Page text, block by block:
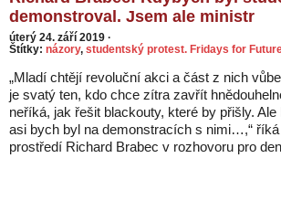
demonstroval. Jsem ale ministr
úterý 24. září 2019 ·
Štítky: názory, studentský protest. Fridays for
„Mladí chtějí revoluční akci a část z nich
je svatý ten, kdo chce zítra zavřít
neříká, jak řešit blackouty, které by přišly.
asi bych byl na demonstracích s nimi…,“
prostředí Richard Brabec v rozhovoru pro